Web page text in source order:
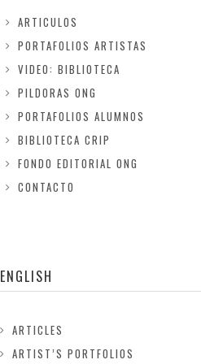
ARTICULOS
PORTAFOLIOS ARTISTAS
VIDEO: BIBLIOTECA
PILDORAS ONG
PORTAFOLIOS ALUMNOS
BIBLIOTECA CRIP
FONDO EDITORIAL ONG
CONTACTO
ENGLISH
ARTICLES
ARTIST’S PORTFOLIOS